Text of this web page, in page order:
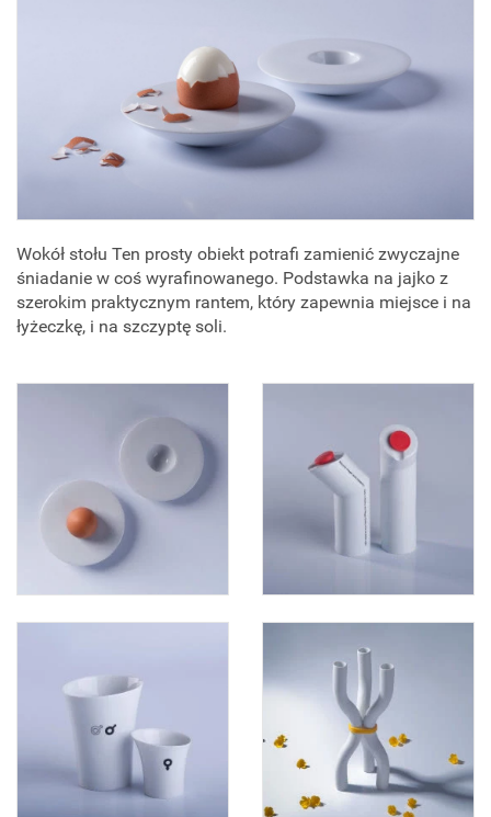
Wokół stołu Ten prosty obiekt potrafi zamienić zwyczajne
śniadanie w coś wyrafinowanego. Podstawka na jajko z
szerokim praktycznym rantem, który zapewnia miejsce i na
łyżeczkę, i na szczyptę soli.